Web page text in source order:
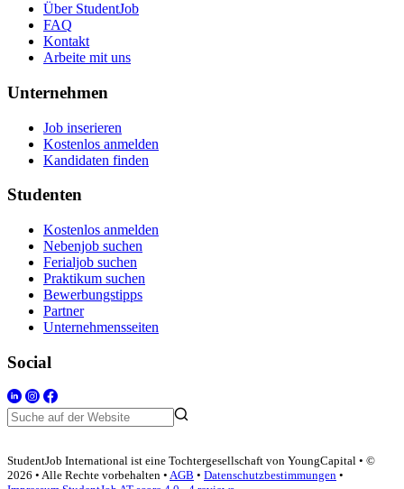
Über StudentJob
FAQ
Kontakt
Arbeite mit uns
Unternehmen
Job inserieren
Kostenlos anmelden
Kandidaten finden
Studenten
Kostenlos anmelden
Nebenjob suchen
Ferialjob suchen
Praktikum suchen
Bewerbungstipps
Partner
Unternehmensseiten
Social
StudentJob International ist eine Tochtergesellschaft von YoungCapital • ©
2026 • Alle Rechte vorbehalten • AGB • Datenschutzbestimmungen •